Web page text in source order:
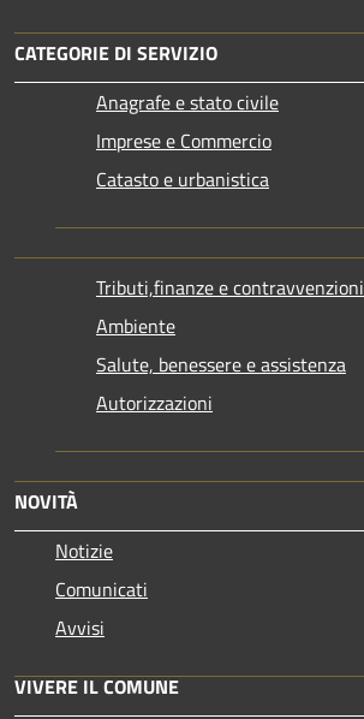
CATEGORIE DI SERVIZIO
Anagrafe e stato civile
Imprese e Commercio
Catasto e urbanistica
Tributi,finanze e contravvenzioni
Ambiente
Salute, benessere e assistenza
Autorizzazioni
NOVITÀ
Notizie
Comunicati
Avvisi
VIVERE IL COMUNE